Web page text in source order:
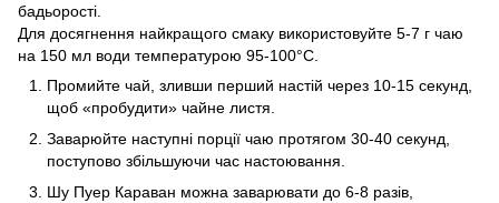
бадьорості.
Для досягнення найкращого смаку використовуйте 5-7 г чаю
на 150 мл води температурою 95-100°C.
Промийте чай, зливши перший настій через 10-15 секунд,
щоб «пробудити» чайне листя.
Заварюйте наступні порції чаю протягом 30-40 секунд,
поступово збільшуючи час настоювання.
Шу Пуер Караван можна заварювати до 6-8 разів,